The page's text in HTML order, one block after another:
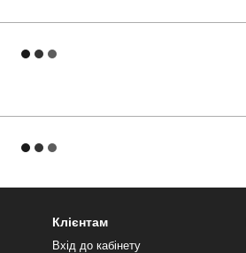
Клієнтам
Вхід до кабінету